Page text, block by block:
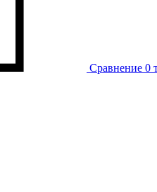
Сравнение 0